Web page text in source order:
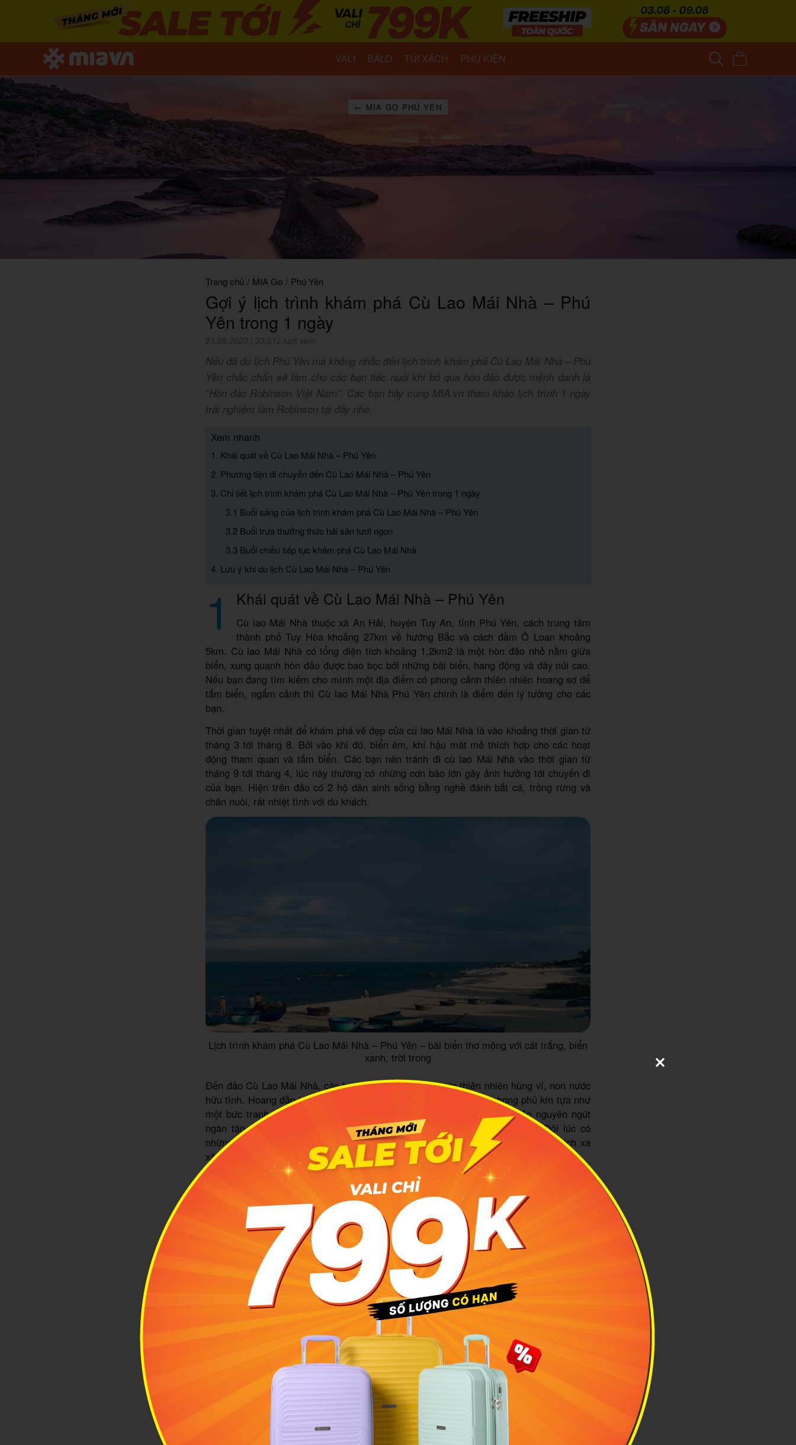
VALI BALO TÚI XÁCH PHỤ KIỆN
← MIA GO PHÚ YÊN
Trang chủ / MIA Go / Phú Yên
Gợi ý lịch trình khám phá Cù Lao Mái Nhà – Phú
Yên trong 1 ngày
21.09.2023 33,012 lượt xem
Nếu đã du lịch Phú Yên mà không nhắc đến lịch trình khám phá Cù Lao Mái Nhà – Phú
Yên chắc chắn sẽ làm cho các bạn tiếc nuối khi bỏ qua hòn đảo được mệnh danh là
“Hòn đảo Robinson Việt Nam”. Các bạn hãy cùng MIA.vn tham khảo lịch trình 1 ngày
trải nghiệm làm Robinson tại đây nhé.
Xem nhanh
1. Khái quát về Cù Lao Mái Nhà – Phú Yên
2. Phương tiện di chuyển đến Cù Lao Mái Nhà – Phú Yên
3. Chi tiết lịch trình khám phá Cù Lao Mái Nhà – Phú Yên trong 1 ngày
3.1 Buổi sáng của lịch trình khám phá Cù Lao Mái Nhà – Phú Yên
3.2 Buổi trưa thưởng thức hải sản tươi ngon
3.3 Buổi chiều tiếp tục khám phá Cù Lao Mái Nhà
4. Lưu ý khi du lịch Cù Lao Mái Nhà – Phú Yên
1 Khái quát về Cù Lao Mái Nhà – Phú Yên
Cù lao Mái Nhà thuộc xã An Hải, huyện Tuy An, tỉnh Phú Yên, cách trung tâm
thành phố Tuy Hòa khoảng 27km về hướng Bắc và cách đầm Ô Loan khoảng
5km. Cù lao Mái Nhà có tổng diện tích khoảng 1,2km2 là một hòn đảo nhỏ nằm giữa
biển, xung quanh hòn đảo được bao bọc bởi những bãi biển, hang động và dãy núi cao.
Nếu bạn đang tìm kiếm cho mình một địa điểm có phong cảnh thiên nhiên hoang sơ để
tắm biển, ngắm cảnh thì Cù lao Mái Nhà Phú Yên chính là điểm đến lý tưởng cho các
bạn.
Thời gian tuyệt nhất để khám phá vẻ đẹp của cù lao Mái Nhà là vào khoảng thời gian từ
tháng 3 tới tháng 8. Bởi vào khi đó, biển êm, khí hậu mát mẻ thích hợp cho các hoạt
động tham quan và tắm biển. Các bạn nên tránh đi cù lao Mái Nhà vào thời gian từ
tháng 9 tới tháng 4, lúc này thường có những cơn bão lớn gây ảnh hưởng tới chuyến đi
của bạn. Hiện trên đảo có 2 hộ dân sinh sống bằng nghề đánh bắt cá, trồng rừng và
chăn nuôi, rất nhiệt tình với du khách.
Lịch trình khám phá Cù Lao Mái Nhà – Phú Yên – bãi biển thơ mộng với cát trắng, biển
xanh, trời trong
Đến đảo Cù Lao Mái Nhà, các bạn sẽ choáng ngợp trước thiên nhiên hùng vĩ, non nước
hữu tình. Hoang đảo không một bóng người, rừng cây bãi đá rêu phong phủ kín tựa như
một bức tranh của vùng đất tách biệt thế giới. Đâu đó sẽ là bãi đá thảo nguyên ngút
ngàn tận chân trời, những gò đá cao và bãi tắm thoải, nước xanh trong. Đôi lúc có
những đàn cá heo bơi lội, nô đùa cùng du khách, như chào mời đến xứ sở cổ tích xa
xăm.
Đàn cá heo xuất hiện ở gần Cù Lao Mái Nhà – Phú Yên